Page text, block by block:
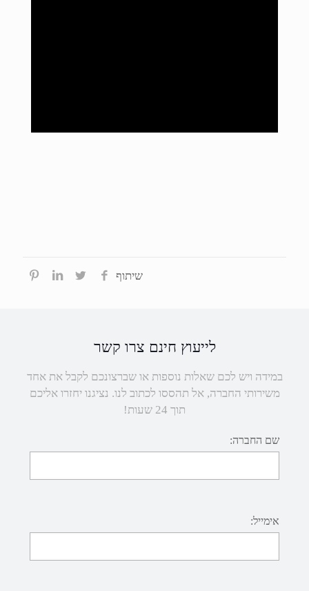
שיתוף
לייעוץ חינם צרו קשר
במידה ויש לכם שאלות נוספות או שברצונכם לקבל את אחד
משירותי החברה, אל תהססו לכתוב לנו. נציגנו יחזרו אליכם
תוך 24 שעות!
שם החברה:
אימייל: